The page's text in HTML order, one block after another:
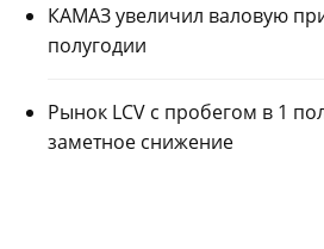
КАМАЗ увеличил валовую
полугодии
Рынок LCV с пробегом в 1
заметное снижение